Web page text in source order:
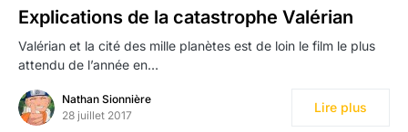
Explications de la catastrophe Valérian
Valérian et la cité des mille planètes est de loin le film le plus
attendu de l’année en…
Nathan Sionnière
28 juillet 2017
Lire plus